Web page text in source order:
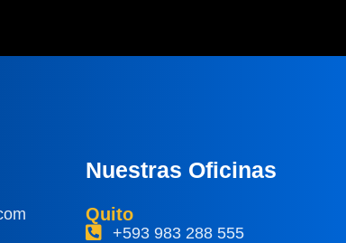
Nuestras Oficinas
Quito
+593 983 288 555